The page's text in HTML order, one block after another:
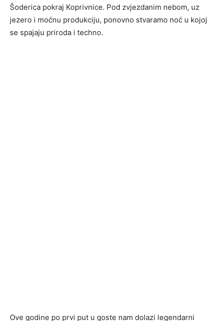
Šoderica pokraj Koprivnice. Pod zvjezdanim nebom, uz
jezero i moćnu produkciju, ponovno stvaramo noć u kojoj
se spajaju priroda i techno.
Ove godine po prvi put u goste nam dolazi legendarni